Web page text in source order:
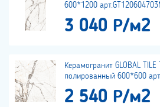
600*1200
3 040 Р/м2
Керамогранит GLOBAL
полированный 600*600
2 540 Р/м2